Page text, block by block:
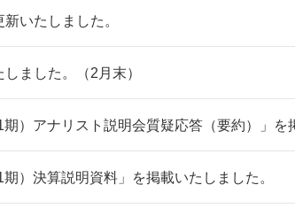
いたしました。
ました。（2月末）
期）アナリスト説明会質疑応答（要約）」を
期）決算説明資料」を掲載いたしました。